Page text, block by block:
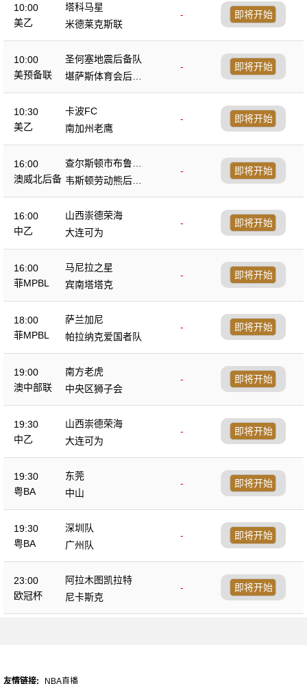
10:00
美乙
塔科马星
-
米德莱克斯联
即将开始
10:00
美预备联
圣何塞地震后备队
-
堪萨斯体育会后备
队
即将开始
10:30
美乙
卡波FC
-
南加州老鹰
即将开始
16:00
澳威北后备
查尔斯顿市布鲁斯
后备队
-
韦斯顿劳动熊后备
队
即将开始
16:00
中乙
山西崇德荣海
-
大连可为
即将开始
16:00
菲MPBL
马尼拉之星
-
宾南塔塔克
即将开始
18:00
菲MPBL
萨兰加尼
-
帕拉纳克爱国者队
即将开始
19:00
澳中部联
南方老虎
-
中央区狮子会
即将开始
19:30
中乙
山西崇德荣海
-
大连可为
即将开始
19:30
粤BA
东莞
-
中山
即将开始
19:30
粤BA
深圳队
-
广州队
即将开始
23:00
欧冠杯
阿拉木图凯拉特
-
尼卡斯克
即将开始
友情链接: NBA直播